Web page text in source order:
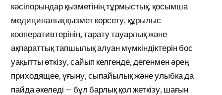
кәсіпорындар қызметінің тұрмыстық, қосымша
медициналық қызмет көрсету, құрылыс
кооперативтерінің, тарату тауарлық және
ақпараттық тапшылық алуан мүмкіндіктерін бос
уақытты өткізу, сайып келгенде, дегенмен әрең
приходящее, ұғыну, сыпайылық және улыбка да
пайда әкеледі — бұл барлық қол жеткізу, шағын